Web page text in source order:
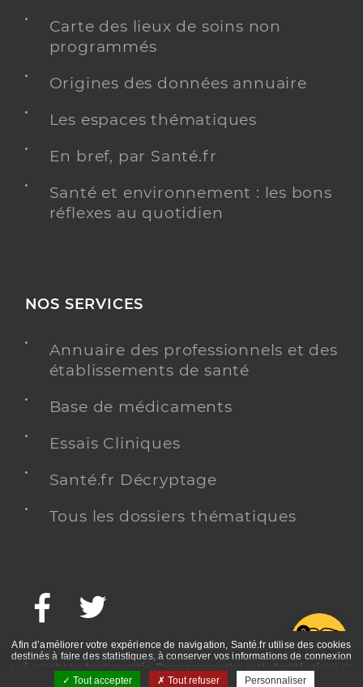
Carte des lieux de soins non
programmés
Origines des données annuaire
Les espaces thématiques
En bref, par Santé.fr
Santé et environnement : les bons
réflexes au quotidien
NOS SERVICES
Annuaire des professionnels et des
établissements de santé
Base de médicaments
Essais Cliniques
Santé.fr Décryptage
Tous les dossiers thématiques
Facebook
Afin d’améliorer votre expérience de navigation, Santé.fr utilise des cookies
destinés à faire des statistiques, à conserver vos informations de connexion
ou à adapter les fonctionnalités. Pour en savoir plus sur la finalité précise de
ces cookies, nous vous invitons à prendre connaissance de la politique de
Tout accepter Tout refuser Personnaliser